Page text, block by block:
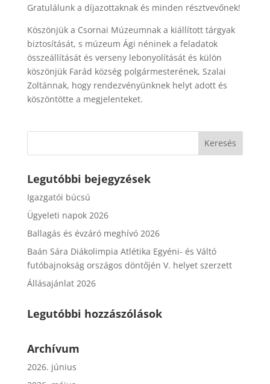
Gratulálunk a díjazottaknak és minden résztvevőnek!
Köszönjük a Csornai Múzeumnak a kiállított tárgyak
biztosítását, s múzeum Ági néninek a feladatok
összeállítását és verseny lebonyolítását és külön
köszönjük Farád község polgármesterének, Szalai
Zoltánnak, hogy rendezvényünknek helyt adott és
köszöntötte a megjelenteket.
Legutóbbi bejegyzések
Igazgatói búcsú
Ügyeleti napok 2026
Ballagás és évzáró meghívó 2026
Baán Sára Diákolimpia Atlétika Egyéni- és Váltó
futóbajnokság országos döntőjén V. helyet szerzett
Állásajánlat 2026
Legutóbbi hozzászólások
Archívum
2026. június